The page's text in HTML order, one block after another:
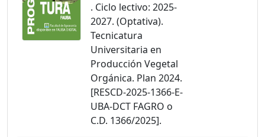
. Ciclo lectivo: 2025-
2027. (Optativa).
Tecnicatura
Universitaria en
Producción Vegetal
Orgánica. Plan 2024.
[RESCD-2025-1366-E-
UBA-DCT FAGRO o
C.D. 1366/2025].